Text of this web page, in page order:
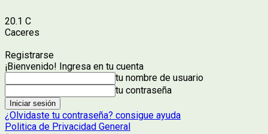
20.1 C
Caceres
Registrarse
¡Bienvenido! Ingresa en tu cuenta
tu nombre de usuario
tu contraseña
¿Olvidaste tu contraseña? consigue ayuda
Politica de Privacidad General